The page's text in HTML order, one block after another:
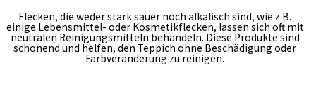
Flecken, die weder stark sauer noch alkalisch sind, wie z.B.
einige Lebensmittel- oder Kosmetikflecken, lassen sich oft mit
neutralen Reinigungsmitteln behandeln. Diese Produkte sind
schonend und helfen, den Teppich ohne Beschädigung oder
Farbveränderung zu reinigen.